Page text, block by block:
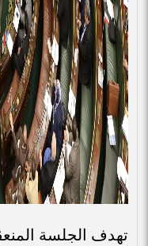
تهدف الجلسة